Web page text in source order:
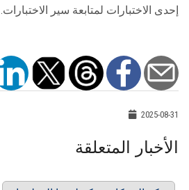
إحدى الاختبارات لمتابعة سير الاختبارات.
2025-08-31
الأخبار المتعلقة